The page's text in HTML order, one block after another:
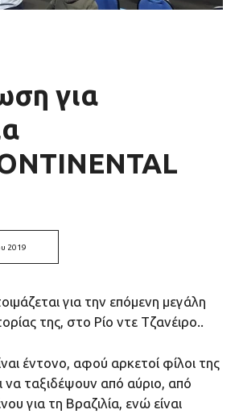
για
2019
για την επόμενη μεγάλη
της, στο Ρίο ντε Τζανέιρο..
έντονο, αφού αρκετοί φίλοι της
να ταξιδέψουν από αύριο, από
για τη Βραζιλία, ενώ είναι